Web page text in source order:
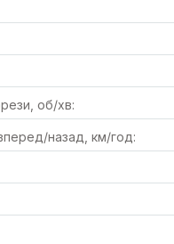
об/хв:
назад, км/год: